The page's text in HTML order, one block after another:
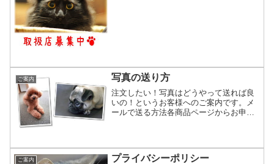
ご案内 写真の送り方
注文したい！写真はどうやって送れば良
いの！というお客様へのご案内です。メ
ールで送る方法各商品ページからお申込
る方法LINEで気軽...
ご案内 プライバシーポリシー